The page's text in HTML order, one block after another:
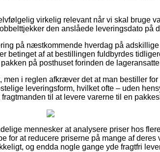
virkelig relevant når vi skal bruge
den anslåede leveringsdato på
på næstkommende hverdag på
betinget af at bestillingen fuldbyrdes
på posthuset forinden de
men i reglen afkræver det at man bestiller
leveringsform, hvilket ofte – uden
til at levere varerne til en
mennesker at analysere priser hos
for at reducere priserne på mange af deres
og endda nogle gange yde fragtfri